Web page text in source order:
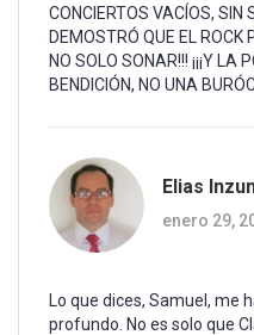
CONCIERTOS VACÍOS, SIN
DEMOSTRÓ QUE EL ROCK
NO SOLO SONAR!!! ¡¡¡Y LA
BENDICIÓN, NO UNA
Elias
enero 29,
Lo que dices, Samuel, me
profundo. No es solo que